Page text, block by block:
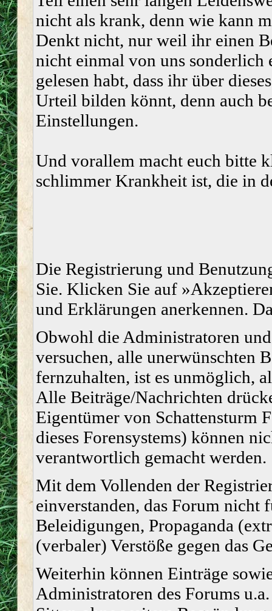
nicht als krank, denn wie kann
Denkt nicht, nur weil ihr einen
nicht einmal von uns sonderlich
gelesen habt, dass ihr über
Urteil bilden könnt, denn auch
Einstellungen.
Und vorallem macht euch bitte
schlimmer Krankheit ist, die in
Die Registrierung und
Sie. Klicken Sie auf
und Erklärungen anerkennen.
Obwohl die Administratoren
versuchen, alle unerwünschten
fernzuhalten, ist es unmöglich,
Alle Beiträge/Nachrichten
Eigentümer von Schattensturm
dieses Forensystems) können
verantwortlich gemacht werden.
Mit dem Vollenden der
einverstanden, das Forum nicht
Beleidigungen, Propaganda
(verbaler) Verstöße gegen das
Weiterhin können Einträge
Administratoren des Forums